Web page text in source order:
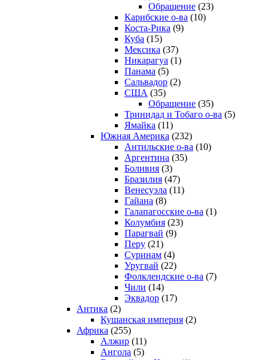
Обращение (23)
Карибские о-ва (10)
Коста-Рика (9)
Куба (15)
Мексика (37)
Никарагуа (1)
Панама (5)
Сальвадор (2)
США (35)
Обращение (35)
Тринидад и Тобаго о-ва (5)
Ямайка (11)
Южная Америка (232)
Антильские о-ва (10)
Аргентина (35)
Боливия (3)
Бразилия (47)
Венесуэла (11)
Гайана (8)
Галапагосские о-ва (1)
Колумбия (23)
Парагвай (9)
Перу (21)
Суринам (4)
Уругвай (22)
Фолклендские о-ва (7)
Чили (14)
Эквадор (17)
Антика (2)
Кушанская империя (2)
Африка (255)
Алжир (11)
Ангола (5)